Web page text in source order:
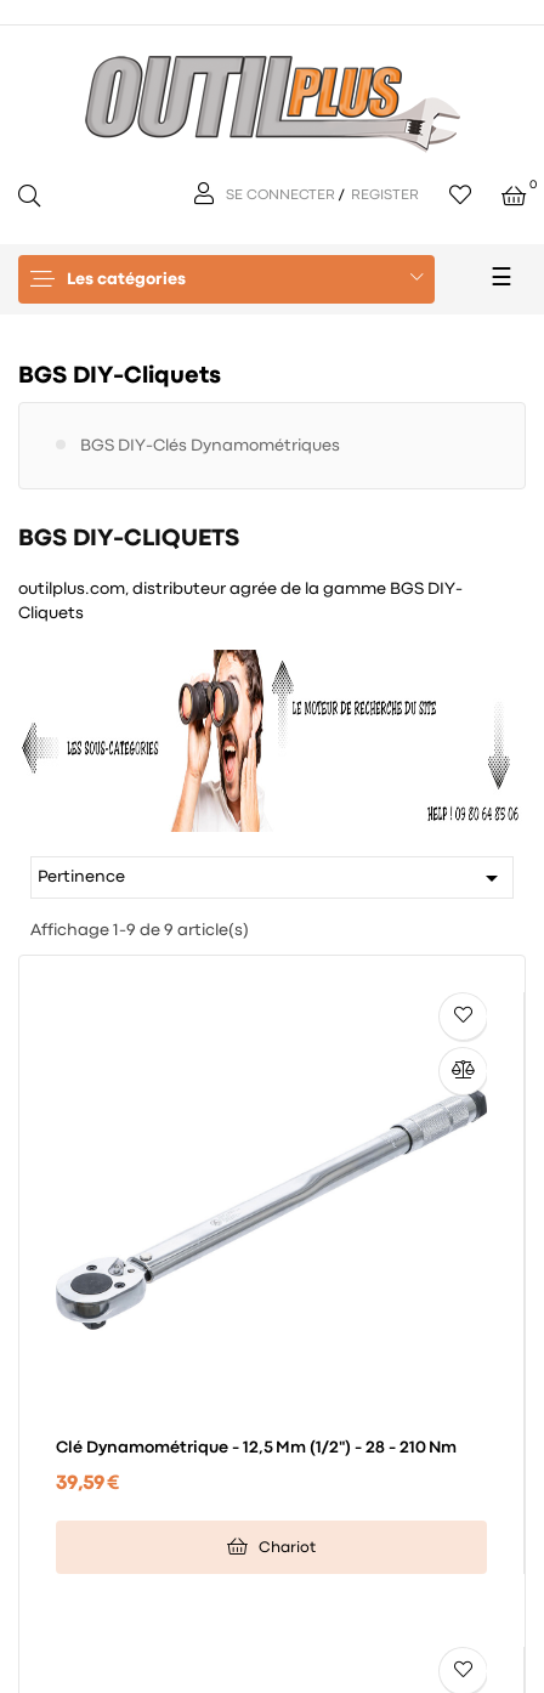
SE CONNECTER / REGISTER
0
Les catégories ☰
BGS DIY-Cliquets
BGS DIY-Clés Dynamométriques
BGS DIY-CLIQUETS
outilplus.com, distributeur agrée de la gamme BGS DIY-
Cliquets
Pertinence 
Affichage 1-9 de 9 article(s)
Clé Dynamométrique - 12,5 Mm (1/2") - 28 - 210 Nm
39,59 €
Chariot